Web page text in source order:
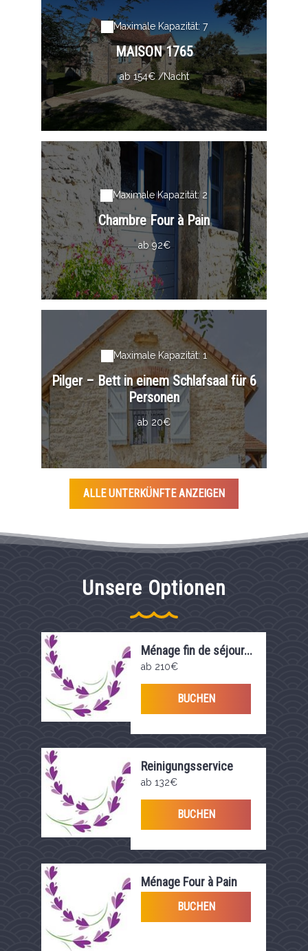
Maximale Kapazität: 7
MAISON 1765
ab 154€ /Nacht
Maximale Kapazität: 2
Chambre Four à Pain
ab 92€
Maximale Kapazität: 1
Pilger – Bett in einem Schlafsaal für 6
Personen
ab 20€
ALLE UNTERKÜNFTE ANZEIGEN
Unsere Optionen
Ménage fin de séjour...
ab 210€
BUCHEN
Reinigungsservice
wä...
ab 132€
BUCHEN
Ménage Four à Pain
BUCHEN